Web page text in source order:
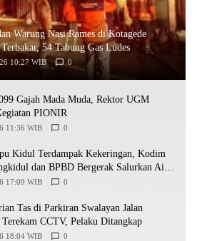
Warung Nasi Rames di Kotagede
54 Tabung Gas Ludes
10:27 WIB 0
Gajah Mada Muda, Rektor UGM
PIONIR
11:36 WIB 0
Kidul Terdampak Kekeringan, Kodim
dan BPBD Bergerak Salurkan Air
17:09 WIB 0
Tas di Parkiran Swalayan Jalan
CCTV, Pelaku Ditangkap
18:04 WIB 0